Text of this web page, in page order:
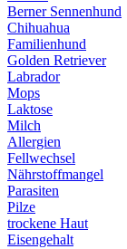
Berner Sennenhund
Chihuahua
Familienhund
Golden Retriever
Labrador
Mops
Laktose
Milch
Allergien
Fellwechsel
Nährstoffmangel
Parasiten
Pilze
trockene Haut
Eisengehalt